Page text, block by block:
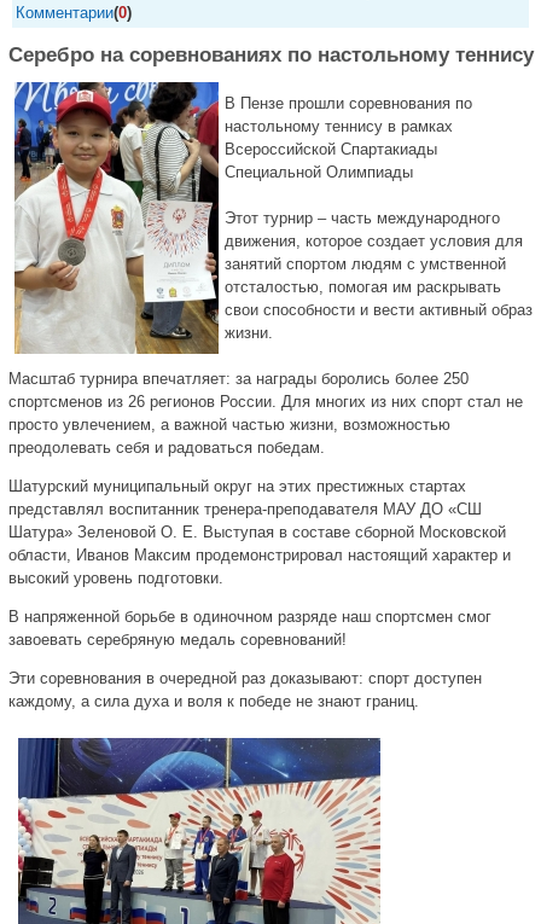
Комментарии(0)
Серебро на соревнованиях по настольному теннису
В Пензе прошли соревнования по
настольному теннису в рамках
Всероссийской Спартакиады
Специальной Олимпиады
Этот турнир – часть международного
движения, которое создает условия для
занятий спортом людям с умственной
отсталостью, помогая им раскрывать
свои способности и вести активный образ
жизни.
Масштаб турнира впечатляет: за награды боролись более 250
спортсменов из 26 регионов России. Для многих из них спорт стал не
просто увлечением, а важной частью жизни, возможностью
преодолевать себя и радоваться победам.
Шатурский муниципальный округ на этих престижных стартах
представлял воспитанник тренера-преподавателя МАУ ДО «СШ
Шатура» Зеленовой О. Е. Выступая в составе сборной Московской
области, Иванов Максим продемонстрировал настоящий характер и
высокий уровень подготовки.
В напряженной борьбе в одиночном разряде наш спортсмен смог
завоевать серебряную медаль соревнований!
Эти соревнования в очередной раз доказывают: спорт доступен
каждому, а сила духа и воля к победе не знают границ.